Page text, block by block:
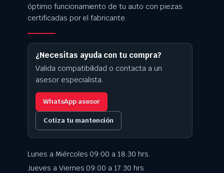
óptimo funcionamiento de tu auto con piezas
certificadas por el fabricante.
¿Necesitas ayuda con tu compra?
Valida compatibilidad o contacta a un
asesor especialista.
WhatsApp asesor
Cotiza tu mantención
Lunes a Miércoles 09:00 a 18:30 hrs.
Jueves a Viernes 09:00 a 17:30 hrs.